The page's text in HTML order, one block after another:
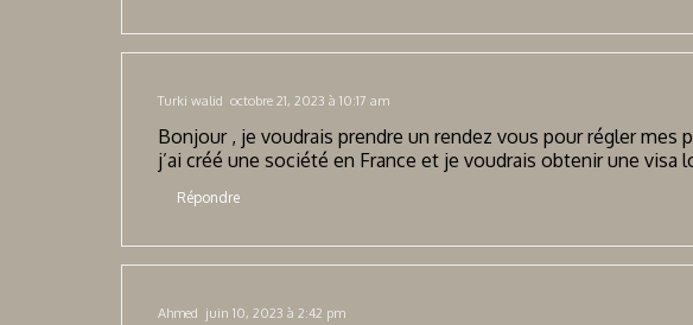
Turki walid octobre 21, 2023 à 10:17 am
Bonjour , je voudrais prendre un rendez vous pour régler mes
j’ai créé une société en France et je voudrais obtenir une visa
Répondre
Ahmed juin 10, 2023 à 2:42 pm